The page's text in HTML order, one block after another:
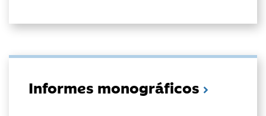
Informes monográficos